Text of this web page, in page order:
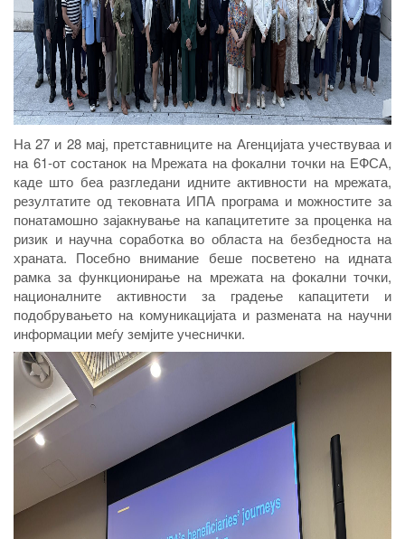
На 27 и 28 мај, претставниците на Агенцијата учествуваа и
на 61-от состанок на Мрежата на фокални точки на ЕФСА,
каде што беа разгледани идните активности на мрежата,
резултатите од тековната ИПА програма и можностите за
понатамошно зајакнување на капацитетите за проценка на
ризик и научна соработка во областа на безбедноста на
храната. Посебно внимание беше посветено на идната
рамка за функционирање на мрежата на фокални точки,
националните активности за градење капацитети и
подобрувањето на комуникацијата и размената на научни
информации меѓу земјите учеснички.